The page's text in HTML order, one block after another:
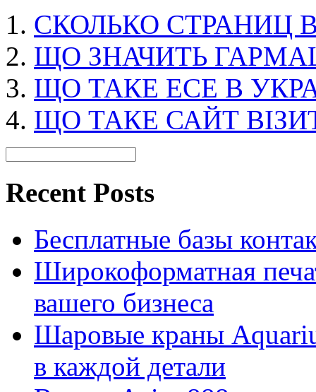
СКОЛЬКО СТРАНИЦ
ЩО ЗНАЧИТЬ
ЩО ТАКЕ ЕСЕ В
ЩО ТАКЕ САЙТ
Recent Posts
Бесплатные базы
Широкоформатная
вашего бизнеса
Шаровые краны
в каждой детали